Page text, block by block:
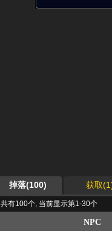
掉落(100) 获取
共有100个, 当前显示第1-30个
NPC